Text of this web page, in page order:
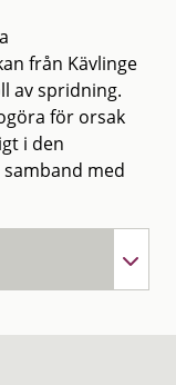
från Kävlinge
av spridning.
för orsak
i den
med